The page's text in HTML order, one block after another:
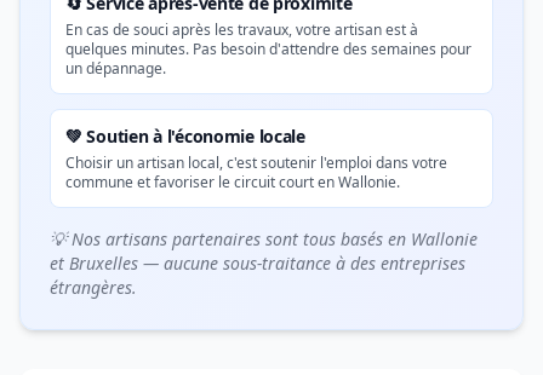
En cas de souci après les travaux, votre artisan est à
quelques minutes. Pas besoin d'attendre des semaines pour
un dépannage.
💚 Soutien à l'économie locale
Choisir un artisan local, c'est soutenir l'emploi dans votre
commune et favoriser le circuit court en Wallonie.
💡 Nos artisans partenaires sont tous basés en Wallonie
et Bruxelles — aucune sous-traitance à des entreprises
étrangères.